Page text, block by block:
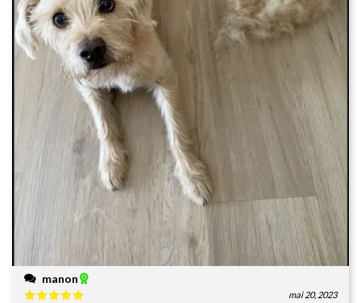
manon
mai 20, 2023